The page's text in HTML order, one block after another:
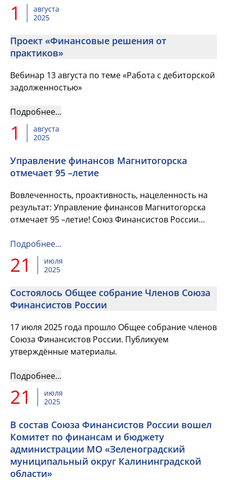
1
августа
2025
Проект «Финансовые решения от
практиков»
Вебинар 13 августа по теме «Работа с дебиторской
задолженностью»
Подробнее…
1
августа
2025
Управление финансов Магнитогорска
отмечает 95 –летие
Вовлеченность, проактивность, нацеленность на
результат: Управление финансов Магнитогорска
отмечает 95 –летие! Союз Финансистов России
Подробнее…
21
июля
2025
Состоялось Общее собрание Членов Союза
Финансистов России
17 июля 2025 года прошло Общее собрание членов
Союза Финансистов России. Публикуем
утверждённые материалы.
Подробнее…
21
июля
2025
В состав Союза Финансистов России вошел
Комитет по финансам и бюджету
администрации МО «Зеленоградский
муниципальный округ Калининградской
области»